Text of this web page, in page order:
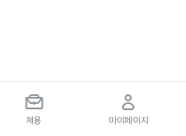
채용 마이페이지